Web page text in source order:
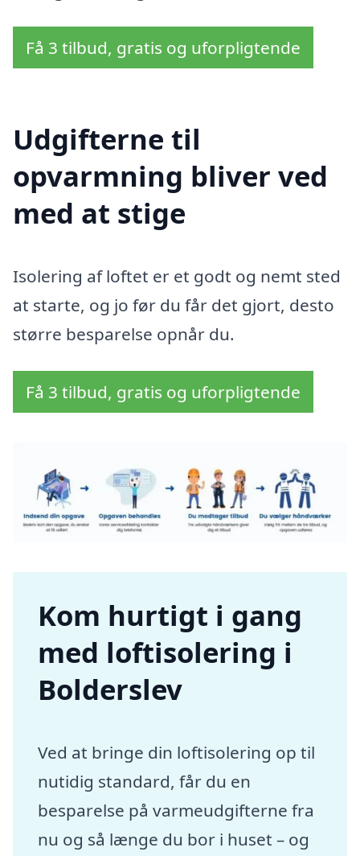
Få 3 tilbud, gratis og uforpligtende
Udgifterne til
opvarmning bliver ved
med at stige
Isolering af loftet er et godt og nemt sted
at starte, og jo før du får det gjort, desto
større besparelse opnår du.
Få 3 tilbud, gratis og uforpligtende
Kom hurtigt i gang
med loftisolering i
Bolderslev
Ved at bringe din loftisolering op til
nutidig standard, får du en
besparelse på varmeudgifterne fra
nu og så længe du bor i huset – og